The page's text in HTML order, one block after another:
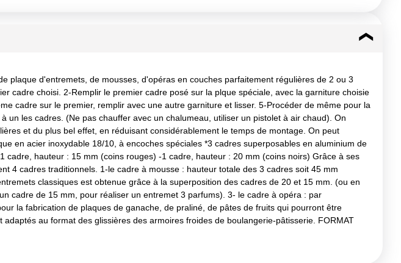
plaque d'entremets, de mousses, d'opéras en couches parfaitement régulières de 2 ou 3
cadre choisi. 2-Remplir le premier cadre posé sur la plque spéciale, avec la garniture choisie
cadre sur le premier, remplir avec une autre garniture et lisser. 5-Procéder de même pour la
les cadres. (Ne pas chauffer avec un chalumeau, utiliser un pistolet à air chaud). On
et du plus bel effet, en réduisant considérablement le temps de montage. On peut
en acier inoxydable 18/10, à encoches spéciales *3 cadres superposables en aluminium de
hauteur : 15 mm (coins rouges) -1 cadre, hauteur : 20 mm (coins noirs) Grâce à ses
4 cadres traditionnels. 1-le cadre à mousse : hauteur totale des 3 cadres soit 45 mm
classiques est obtenue grâce à la superposition des cadres de 20 et 15 mm. (ou en
cadre de 15 mm, pour réaliser un entremet 3 parfums). 3- le cadre à opéra : par
la fabrication de plaques de ganache, de praliné, de pâtes de fruits qui pourront être
au format des glissières des armoires froides de boulangerie-pâtisserie. FORMAT